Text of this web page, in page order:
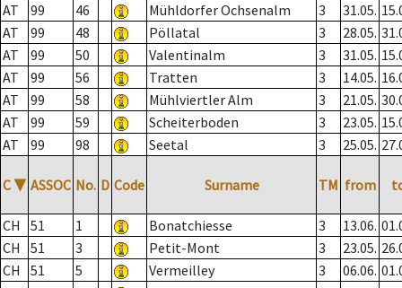
AT
99 46 Mühldorfer Ochsenalm 3 31.05.
AT
99 48 Pöllatal 3 28.05.
AT
99 50 Valentinalm 3 31.05.
AT
99 56 Tratten 3 14.05.
AT
99 58 Mühlviertler Alm 3 21.05.
AT
99 59 Scheiterboden 3 23.05.
AT
99 98 Seetal 3 25.05.
C ▼ ASSOC No. D Code Surname TM from
CH 51 1 Bonatchiesse 3 13.06.
CH
51 3 Petit-Mont 3 23.05.
CH
51 5 Vermeilley 3 06.06.